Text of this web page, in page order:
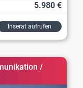
5.980 €
Inserat aufrufen
/